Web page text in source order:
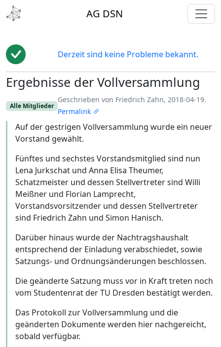
AG DSN
Derzeit sind keine Probleme bekannt.
Edit
Ergebnisse der Vollversammlung
Alle Mitglieder
Geschrieben von Friedrich Zahn, 2018-04-19.
Permalink
Auf der gestrigen Vollversammlung wurde ein neuer
Vorstand gewählt.
Fünftes und sechstes Vorstandsmitglied sind nun
Lena Jurkschat und Anna Elisa Theumer,
Schatzmeister und dessen Stellvertreter sind Willi
Meißner und Florian Lamprecht,
Vorstandsvorsitzender und dessen Stellvertreter
sind Friedrich Zahn und Simon Hanisch.
Darüber hinaus wurde der Nachtragshaushalt
entsprechend der Einladung verabschiedet, sowie
Satzungs- und Ordnungsänderungen beschlossen.
Die geänderte Satzung muss vor in Kraft treten noch
vom Studentenrat der TU Dresden bestätigt werden.
Das Protokoll zur Vollversammlung und die
geänderten Dokumente werden hier nachgereicht,
sobald verfügbar.